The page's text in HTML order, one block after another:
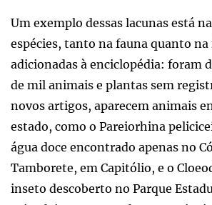
Um exemplo dessas lacunas está
espécies, tanto na fauna quanto
adicionadas à enciclopédia: foram
de mil animais e plantas sem
novos artigos, aparecem animais
estado, como o Pareiorhina
água doce encontrado apenas no
Tamborete, em Capitólio, e o
inseto descoberto no Parque